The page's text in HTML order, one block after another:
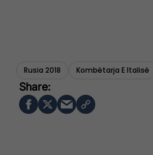
Rusia 2018 Kombëtarja E Italisë